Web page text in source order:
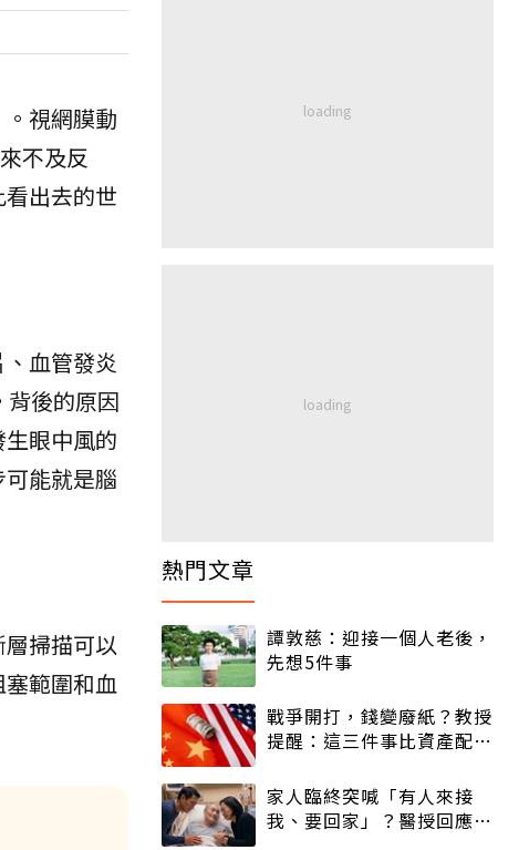
視網膜動
不及反
出去的世
血管發炎
後的原因
眼中風的
能就是腦
掃描可以
範圍和血
熱門文章
譚敦慈：迎接一個人老後，
先想5件事
戰爭開打，錢變廢紙？教授
提醒：這三件事比資產配置
家人臨終突喊「有人來接
我、要回家」？醫授回應方